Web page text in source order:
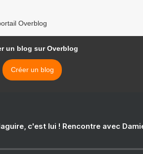
Overblog
un blog sur Overblog
Créer un blog
c'est lui ! Rencontre avec